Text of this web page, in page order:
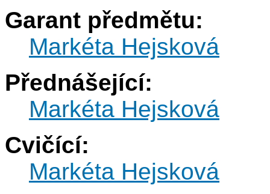
Garant předmětu:
Markéta Hejsková
Přednášející:
Markéta Hejsková
Cvičící:
Markéta Hejsková